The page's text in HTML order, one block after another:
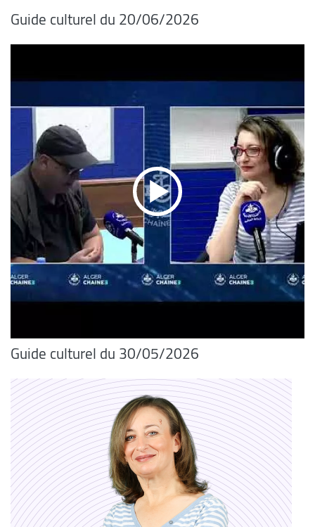
Guide culturel du 20/06/2026
Guide culturel du 30/05/2026